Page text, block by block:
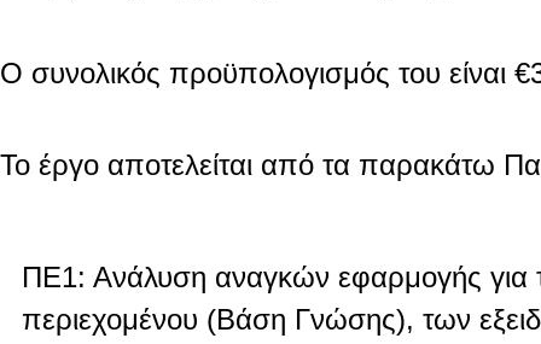
Ο συνολικός προϋπολογισμός του είναι
Το έργο αποτελείται από τα παρακάτω
ΠΕ1: Ανάλυση αναγκών εφαρμογής για
περιεχομένου (Βάση Γνώσης), των